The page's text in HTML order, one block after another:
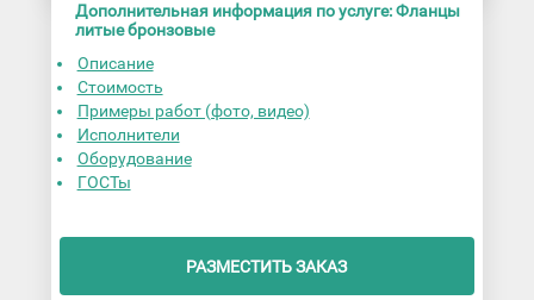
Дополнительная информация по услуге: Фланцы
литые бронзовые
Описание
Стоимость
Примеры работ (фото, видео)
Исполнители
Оборудование
ГОСТы
РАЗМЕСТИТЬ ЗАКАЗ